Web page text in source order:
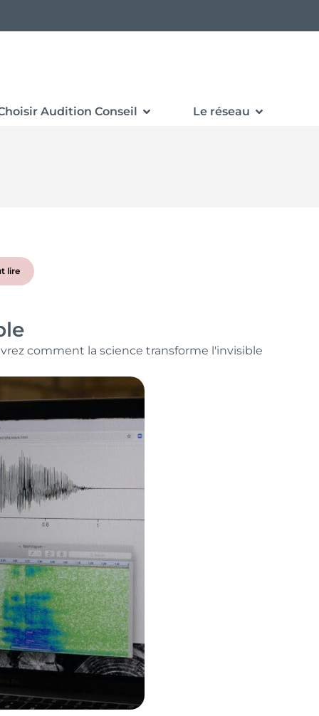
Audition Conseil Le réseau
lire
comment la science transforme l'invisible